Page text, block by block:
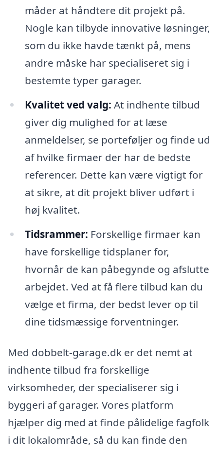
måder at håndtere dit projekt på.
Nogle kan tilbyde innovative løsninger,
som du ikke havde tænkt på, mens
andre måske har specialiseret sig i
bestemte typer garager.
Kvalitet ved valg: At indhente tilbud
giver dig mulighed for at læse
anmeldelser, se porteføljer og finde ud
af hvilke firmaer der har de bedste
referencer. Dette kan være vigtigt for
at sikre, at dit projekt bliver udført i
høj kvalitet.
Tidsrammer: Forskellige firmaer kan
have forskellige tidsplaner for,
hvornår de kan påbegynde og afslutte
arbejdet. Ved at få flere tilbud kan du
vælge et firma, der bedst lever op til
dine tidsmæssige forventninger.
Med dobbelt-garage.dk er det nemt at
indhente tilbud fra forskellige
virksomheder, der specialiserer sig i
byggeri af garager. Vores platform
hjælper dig med at finde pålidelige fagfolk
i dit lokalområde, så du kan finde den